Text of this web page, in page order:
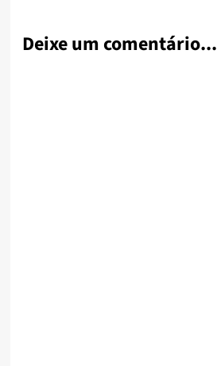
Deixe um comentário...